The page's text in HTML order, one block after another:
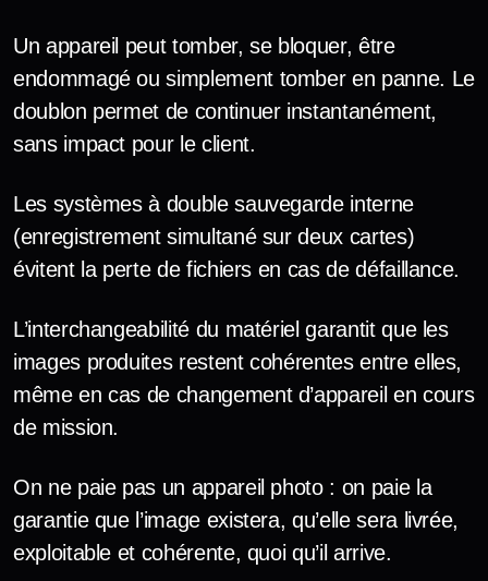
Un appareil peut tomber, se bloquer, être
endommagé ou simplement tomber en panne. Le
doublon permet de continuer instantanément,
sans impact pour le client.
Les systèmes à double sauvegarde interne
(enregistrement simultané sur deux cartes)
évitent la perte de fichiers en cas de défaillance.
L’interchangeabilité du matériel garantit que les
images produites restent cohérentes entre elles,
même en cas de changement d’appareil en cours
de mission.
On ne paie pas un appareil photo : on paie la
garantie que l’image existera, qu’elle sera livrée,
exploitable et cohérente, quoi qu’il arrive.